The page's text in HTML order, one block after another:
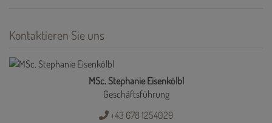
Kontaktieren Sie uns
MSc. Stephanie Eisenkölbl
Geschäftsführung
+43 678 1254029